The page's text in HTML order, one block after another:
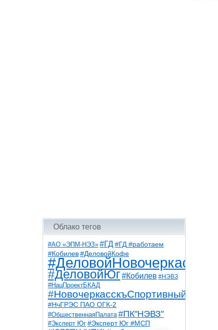
Облако тегов
#АО «ЭПМ-НЭЗ» #ГД #ГД #работаем
#Кобилев #ДеловойКофе
#ДеловойНовочеркасск
#ДеловойЮг#Кобилев #НЭВЗ
#НацПроектБКАД
#НовочеркасскъСпортивный
#НчГРЭС ПАО ОГК-2
#ОбщественнаяПалата #ПК"НЭВЗ"
#Эксперт Юг #Эксперт Юг #МСП